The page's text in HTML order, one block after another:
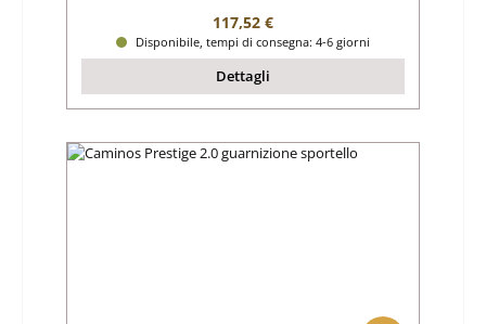
Prezzo normale:
117,52 €
Disponibile, tempi di consegna: 4-6 giorni
Dettagli